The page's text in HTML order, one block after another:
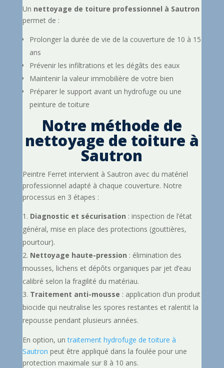
Un nettoyage de toiture professionnel à Sautron
permet de :
Prolonger la durée de vie de la couverture de 10 à 15
ans
Prévenir les infiltrations et les dégâts des eaux
Maintenir la valeur immobilière de votre bien
Préparer le support avant un hydrofuge ou une
peinture de toiture
Notre méthode de
nettoyage de toiture à
Sautron
Peintre Ferret intervient à Sautron avec du matériel
professionnel adapté à chaque couverture. Notre
processus en 3 étapes :
Diagnostic et sécurisation : inspection de l’état
général, mise en place des protections (gouttières,
pourtour).
Nettoyage haute-pression : élimination des
mousses, lichens et dépôts organiques par jet d’eau
calibré selon la fragilité du matériau.
Traitement anti-mousse : application d’un produit
biocide qui neutralise les spores restantes et ralentit la
repousse pendant plusieurs années.
En option, untraitement hydrofuge de toiture à
Sautron peut être appliqué dans la foulée pour une
protection maximale sur 8 à 10 ans.